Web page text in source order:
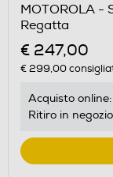
MOTOROLA -
Regatta
€ 247,00
€ 299,00
Acquisto online:
Ritiro in